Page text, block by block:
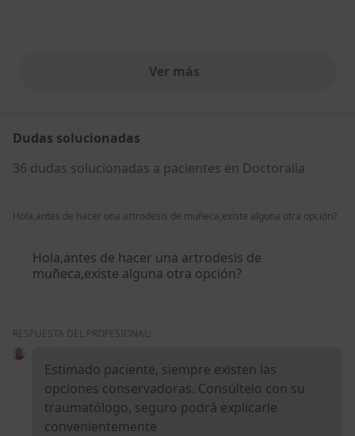
Ver másopiniones anteriores
Dudas solucionadas
36 dudas solucionadas a pacientes en Doctoralia
Hola,antes de hacer una artrodesis de muñeca,existe alguna otra opción?
Hola,antes de hacer una artrodesis de
muñeca,existe alguna otra opción?
RESPUESTA DEL PROFESIONAL:
Estimado paciente, siempre existen las
opciones conservadoras. Consúltelo con su
traumatólogo, seguro podrá explicarle
convenientemente